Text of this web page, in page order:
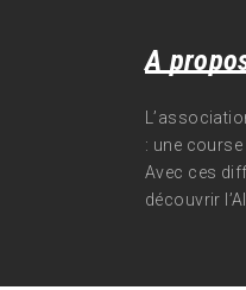
A
: une course
Avec ces
découvrir